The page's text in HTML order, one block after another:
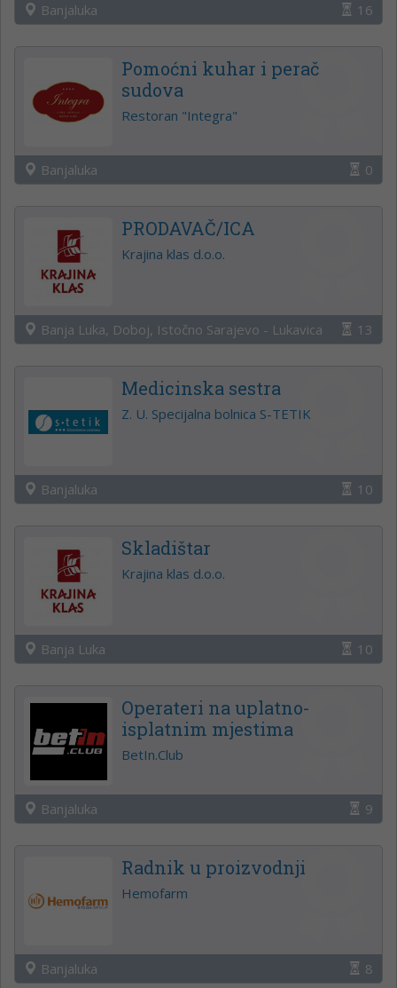
Banjaluka 16
Pomoćni kuhar i perač
sudova
Restoran "Integra"
Banjaluka 0
PRODAVAČ/ICA
Krajina klas d.o.o.
Banja Luka, Doboj, Istočno Sarajevo - Lukavica 13
Medicinska sestra
Z. U. Specijalna bolnica S-TETIK
Banjaluka 10
Skladištar
Krajina klas d.o.o.
Banja Luka 10
Operateri na uplatno-
isplatnim mjestima
BetIn.Club
Banjaluka 9
Radnik u proizvodnji
Hemofarm
Banjaluka 8